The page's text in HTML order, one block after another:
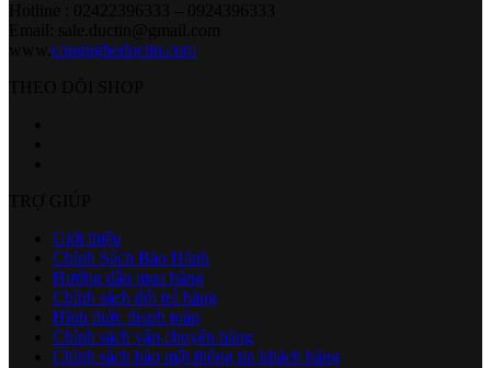
congngheductin.com
Giới thiệu
Chính Sách Bảo Hành
Hướng dẫn mua hàng
Chính sách đổi trả hàng
Hình thức thanh toán
Chính sách vận chuyển hàng
Chính sách bảo mật thông tin khách hàng